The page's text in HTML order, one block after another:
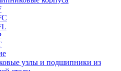
узлы и подшипники из